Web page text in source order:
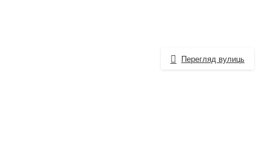
Перегляд вулиць